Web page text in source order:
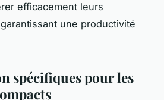
efficacement leurs
une productivité
spécifiques pour les